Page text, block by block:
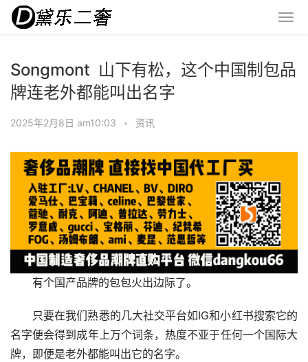
Songmont 山下有松，这个中国制包品
牌连老外都能叫出名字
2025年2月8日 am10:03 • 资讯
有个国产品牌的包包火出边际了。
只要在我们熟悉的几大社交平台如IG和小红书搜索它的
名字便会得到成年上万个词条，热度不亚于任何一个国际大
牌，即便是老外都能叫出它的名字。